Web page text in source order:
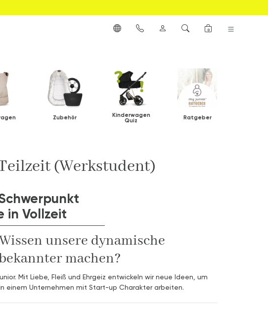
0
Zubehör Kinderwagen
Quiz Ratgeber
(Werkstudent)
in Vollzeit
unsere dynamische
machen?
Mit Liebe, Fleiß und Ehrgeiz entwickeln wir neue Ideen, um
einem Unternehmen mit Start-up Charakter arbeiten.